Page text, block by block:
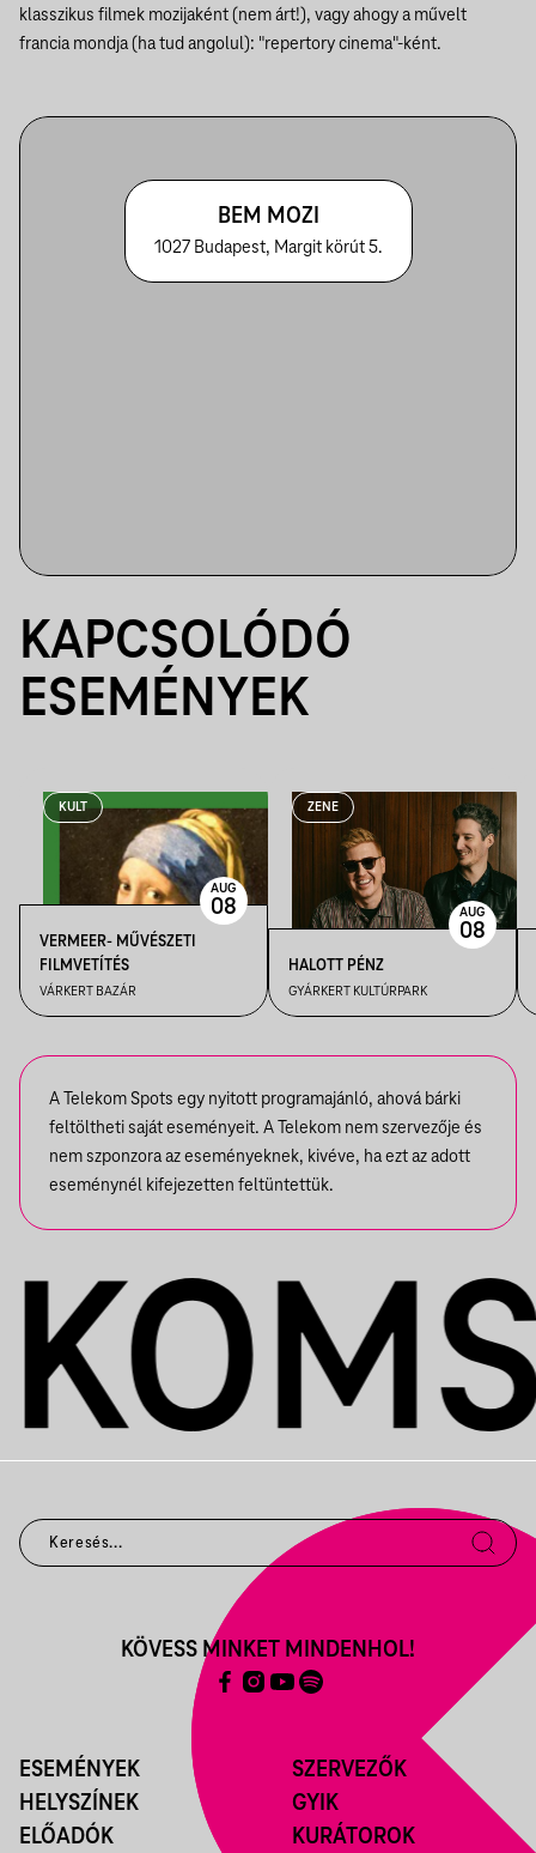
klasszikus filmek mozijaként (nem árt!), vagy ahogy a művelt
francia mondja (ha tud angolul): "repertory cinema"-ként.
BEM MOZI
1027 Budapest, Margit körút 5.
KAPCSOLÓDÓ
ESEMÉNYEK
KULT
VERMEER- MŰVÉSZETI
FILMVETÍTÉS
VÁRKERT BAZÁR
AUG
08
ZENE
HALOTT PÉNZ
GYÁRKERT KULTÚRPARK
AUG
08
A Telekom Spots egy nyitott programajánló, ahová bárki
feltöltheti saját eseményeit. A Telekom nem szervezője és
nem szponzora az eseményeknek, kivéve, ha ezt az adott
eseménynél kifejezetten feltüntettük.
ESEMÉNYEK
HELYSZÍNEK
ELŐADÓK
SZERVEZŐK
GYIK
KURÁTOROK
KÖVESS MINKET MINDENHOL!